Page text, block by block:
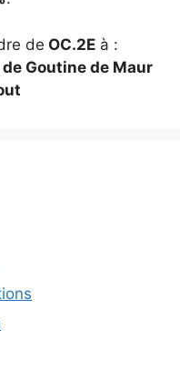
de OC.2E à :
Goutine de Maur